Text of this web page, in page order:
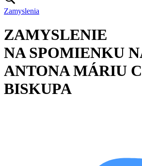
Zamyslenia
ZAMYSLENIE
NA SPOMIENKU
ANTONA MÁRIU
BISKUPA